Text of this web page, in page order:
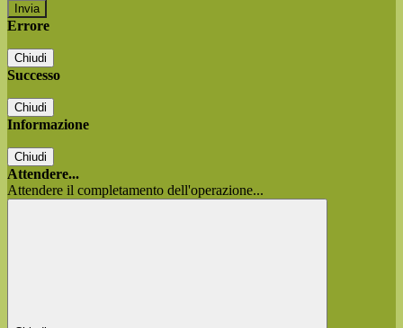
Errore
Chiudi
Successo
Chiudi
Informazione
Chiudi
Attendere...
Attendere il completamento dell'operazione...